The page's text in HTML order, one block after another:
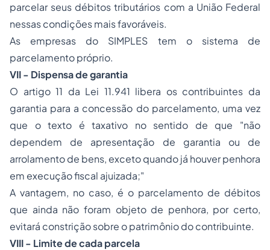
parcelar seus débitos tributários com a União Federal
nessas condições mais favoráveis.
As empresas do SIMPLES tem o sistema de
parcelamento próprio.
VII - Dispensa de garantia
O artigo 11 da Lei 11.941 libera os contribuintes da
garantia para a concessão do parcelamento, uma vez
que o texto é taxativo no sentido de que "não
dependem de apresentação de garantia ou de
arrolamento de bens, exceto quando já houver penhora
em execução fiscal ajuizada;"
A vantagem, no caso, é o parcelamento de débitos
que ainda não foram objeto de penhora, por certo,
evitará constrição sobre o patrimônio do contribuinte.
VIII - Limite de cada parcela